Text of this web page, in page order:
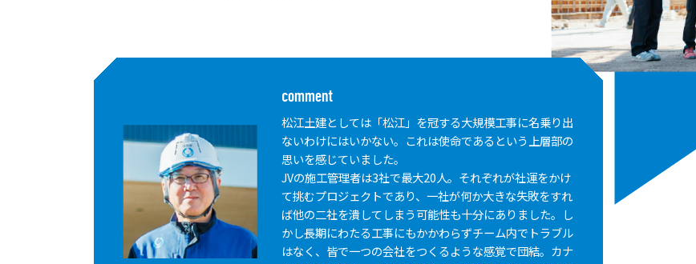
comment
松江土建としては「松江」を冠する大規模工事に名乗り出
ないわけにはいかない。これは使命であるという上層部の
思いを感じていました。
JVの施工管理者は3社で最大20人。それぞれが社運をかけ
て挑むプロジェクトであり、一社が何か大きな失敗をすれ
ば他の二社を潰してしまう可能性も十分にありました。し
かし長期にわたる工事にもかかわらずチーム内でトラブル
はなく、皆で一つの会社をつくるような感覚で団結。カナ